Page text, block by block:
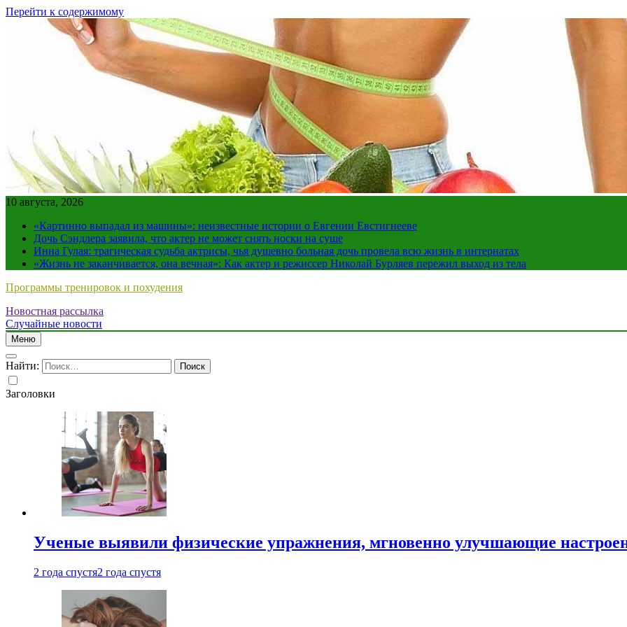
Перейти к содержимому
10 августа, 2026
«Картинно выпадал из машины»: неизвестные истории о Евгении Евстигнееве
Дочь Сэндлера заявила, что актер не может снять носки на суше
Инна Гулая: трагическая судьба актрисы, чья душевно больная дочь провела всю жизнь в интернатах
«Жизнь не заканчивается, она вечная»: Как актер и режиссер Николай Бурляев пережил выход из тела
Программы тренировок и похудения
Новостная рассылка
Случайные новости
Меню
Найти:
Заголовки
Ученые выявили физические упражнения, мгновенно улучшающие
2 года спустя2 года спустя